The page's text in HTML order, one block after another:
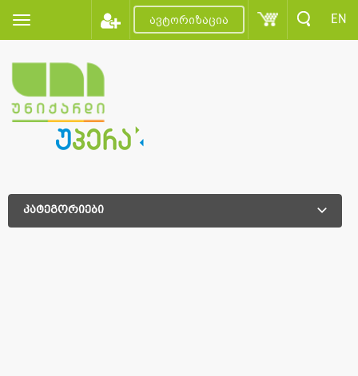
ავტორიზაცია EN
კატეგორიები